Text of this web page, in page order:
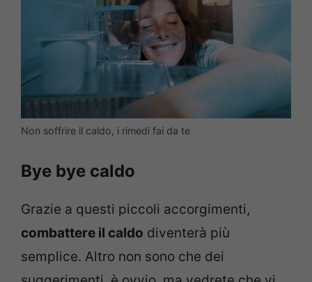
Non soffrire il caldo, i rimedi fai da te
Bye bye caldo
Grazie a questi piccoli accorgimenti,
combattere il caldo diventerà più
semplice. Altro non sono che dei